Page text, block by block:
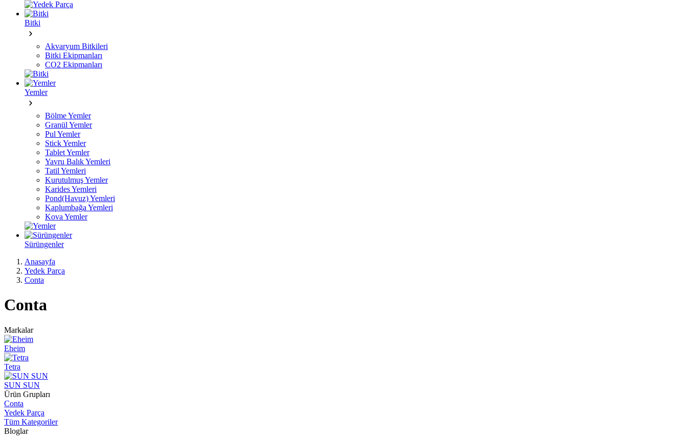
Bitki
Akvaryum Bitkileri
Bitki Ekipmanları
CO2 Ekipmanları
Yemler
Bölme Yemler
Granül Yemler
Pul Yemler
Stick Yemler
Tablet Yemler
Yavru Balık Yemleri
Tatil Yemleri
Kurutulmuş Yemler
Karides Yemleri
Pond(Havuz) Yemleri
Kaplumbağa Yemleri
Kova Yemler
Sürüngenler
Anasayfa
Yedek Parça
Conta
Conta
Markalar
Eheim
Tetra
SUN SUN
Ürün Grupları
Conta
Yedek Parça
Tüm Kategoriler
Bloglar